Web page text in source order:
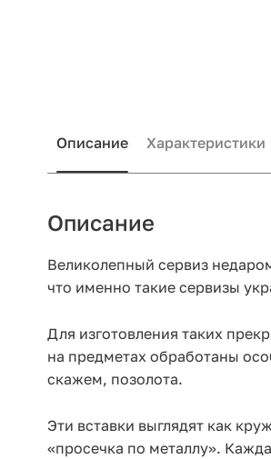
Описание Характеристики
Описание
Великолепный сервиз
что именно такие сервизы
Для изготовления таких
на предметах обработаны
скажем, позолота.
Эти вставки выглядят как
«просечка по металлу».